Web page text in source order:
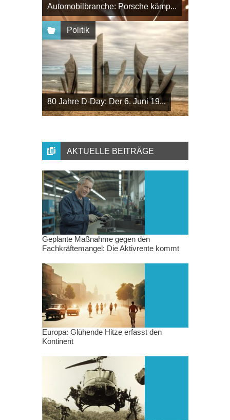
Automobilbranche: Porsche kämp...
Politik
80 Jahre D-Day: Der 6. Juni 19...
AKTUELLE BEITRÄGE
Geplante Maßnahme gegen den
Fachkräftemangel: Die Aktivrente kommt
Europa: Glühende Hitze erfasst den
Kontinent